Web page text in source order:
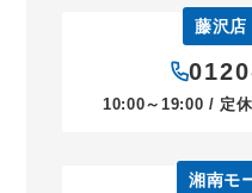
藤沢店
10:00～19:00 / 定
湘南モ